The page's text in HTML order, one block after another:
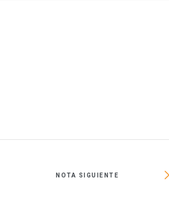
NOTA SIGUIENTE